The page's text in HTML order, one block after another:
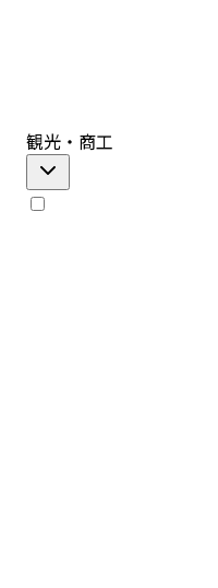
観光・商工